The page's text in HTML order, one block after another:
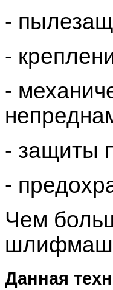
-
-
-
- защиты
-
Чем
Данная